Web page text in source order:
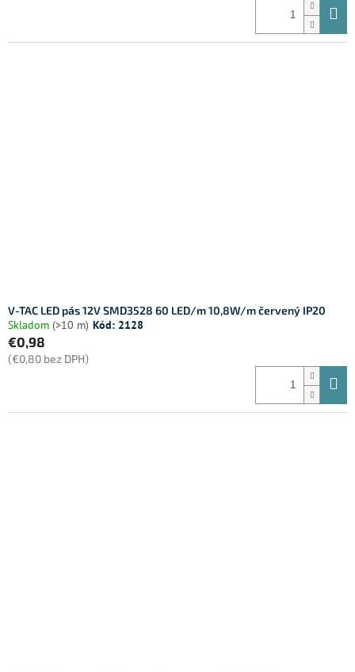
V-TAC LED pás 12V SMD3528 60 LED/m 10,8W/m červený IP20
Skladom (>10 m) Kód: 2128
€0,98
(€0,80 bez DPH)